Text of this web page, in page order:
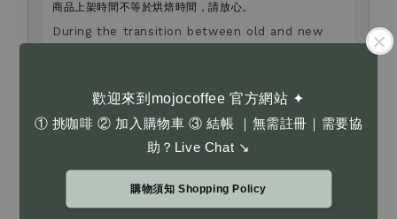
歡迎來到mojocoffee 官方網站 ✦
① 挑咖啡 ② 加入購物車 ③ 結帳 ｜無需註冊｜需要協
助？Live Chat ↘
購物須知 Shopping Policy
商品上架時間不等於烘焙時間，請放心。
During the transition between old and new
for your understanding.
Listing time does not equal roasting time.
酸度指標
酸度指標並非烘焙度。酸度越低，口感越沈穩厚實且不酸；
酸度越高，果酸感更明顯、風味更清爽。